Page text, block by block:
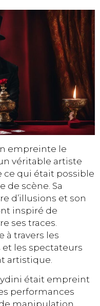
empreinte le
véritable artiste
ce qui était possible
de scène. Sa
d’illusions et son
inspiré de
ses traces.
à travers les
et les spectateurs
artistique.
était empreint
performances